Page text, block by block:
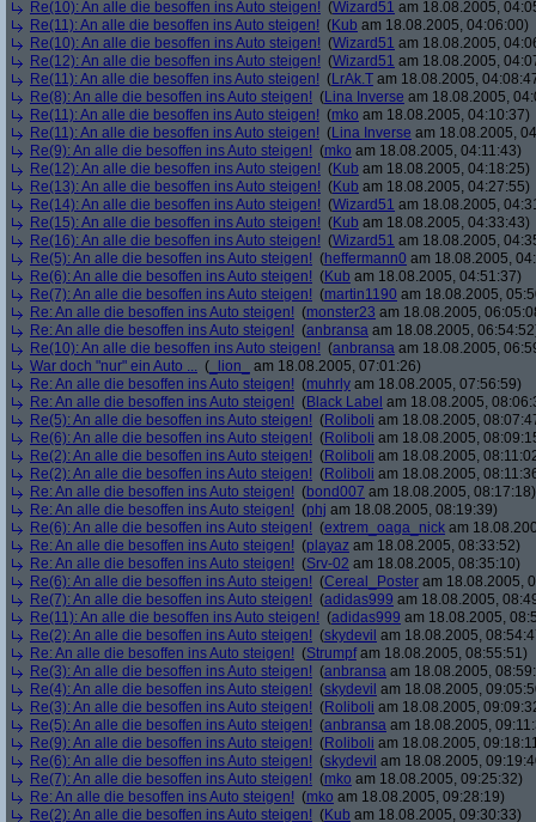
Re(10): An alle die besoffen ins Auto steigen! (Wizard51 am 18.08.2005,
Re(11): An alle die besoffen ins Auto steigen! (Kub am 18.08.2005, 04:06:00)
Re(10): An alle die besoffen ins Auto steigen! (Wizard51 am 18.08.2005,
Re(12): An alle die besoffen ins Auto steigen! (Wizard51 am 18.08.2005,
Re(11): An alle die besoffen ins Auto steigen! (LrAk.T am 18.08.2005,
Re(8): An alle die besoffen ins Auto steigen! (Lina Inverse am 18.08.2005,
Re(11): An alle die besoffen ins Auto steigen! (mko am 18.08.2005, 04:10:37)
Re(11): An alle die besoffen ins Auto steigen! (Lina Inverse am 18.08.2005,
Re(9): An alle die besoffen ins Auto steigen! (mko am 18.08.2005, 04:11:43)
Re(12): An alle die besoffen ins Auto steigen! (Kub am 18.08.2005, 04:18:25)
Re(13): An alle die besoffen ins Auto steigen! (Kub am 18.08.2005, 04:27:55)
Re(14): An alle die besoffen ins Auto steigen! (Wizard51 am 18.08.2005,
Re(15): An alle die besoffen ins Auto steigen! (Kub am 18.08.2005, 04:33:43)
Re(16): An alle die besoffen ins Auto steigen! (Wizard51 am 18.08.2005,
Re(5): An alle die besoffen ins Auto steigen! (heffermann0 am 18.08.2005,
Re(6): An alle die besoffen ins Auto steigen! (Kub am 18.08.2005, 04:51:37)
Re(7): An alle die besoffen ins Auto steigen! (martin1190 am 18.08.2005,
Re: An alle die besoffen ins Auto steigen! (monster23 am 18.08.2005,
Re: An alle die besoffen ins Auto steigen! (anbransa am 18.08.2005,
Re(10): An alle die besoffen ins Auto steigen! (anbransa am 18.08.2005,
War doch "nur" ein Auto ... ( _lion_
am 18.08.2005, 07:01:26)
Re: An alle die besoffen ins Auto steigen! (muhrly am 18.08.2005, 07:56:59)
Re: An alle die besoffen ins Auto steigen! (Black Label am 18.08.2005,
Re(5): An alle die besoffen ins Auto steigen! (Roliboli am 18.08.2005,
Re(6): An alle die besoffen ins Auto steigen! (Roliboli am 18.08.2005,
Re(2): An alle die besoffen ins Auto steigen! (Roliboli am 18.08.2005,
Re(2): An alle die besoffen ins Auto steigen! (Roliboli am 18.08.2005,
Re: An alle die besoffen ins Auto steigen! (bond007 am 18.08.2005, 08:17:18)
Re: An alle die besoffen ins Auto steigen! (phj am 18.08.2005, 08:19:39)
Re(6): An alle die besoffen ins Auto steigen! (extrem_oaga_nick am
Re: An alle die besoffen ins Auto steigen! (playaz am 18.08.2005, 08:33:52)
Re: An alle die besoffen ins Auto steigen! (Srv-02 am 18.08.2005, 08:35:10)
Re(6): An alle die besoffen ins Auto steigen! (Cereal_Poster am 18.08.2005,
Re(7): An alle die besoffen ins Auto steigen! (adidas999 am 18.08.2005,
Re(11): An alle die besoffen ins Auto steigen! (adidas999 am 18.08.2005,
Re(2): An alle die besoffen ins Auto steigen! (skydevil am 18.08.2005,
Re: An alle die besoffen ins Auto steigen! (Strumpfam 18.08.2005, 08:55:51)
Re(3): An alle die besoffen ins Auto steigen! (anbransa am 18.08.2005,
Re(4): An alle die besoffen ins Auto steigen! (skydevil am 18.08.2005,
Re(3): An alle die besoffen ins Auto steigen! (Roliboli am 18.08.2005,
Re(5): An alle die besoffen ins Auto steigen! (anbransa am 18.08.2005,
Re(9): An alle die besoffen ins Auto steigen! (Roliboli am 18.08.2005,
Re(6): An alle die besoffen ins Auto steigen! (skydevil am 18.08.2005,
Re(7): An alle die besoffen ins Auto steigen! (mko am 18.08.2005, 09:25:32)
Re: An alle die besoffen ins Auto steigen! (mko am 18.08.2005, 09:28:19)
Re(2): An alle die besoffen ins Auto steigen! (Kub am 18.08.2005, 09:30:33)